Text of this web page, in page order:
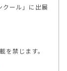
クール」に出展
を禁じます。